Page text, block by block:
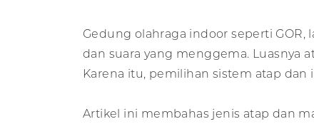
Gedung olahraga indoor seperti
dan suara yang menggema. Luasnya
Karena itu, pemilihan sistem atap
Artikel ini membahas jenis atap dan